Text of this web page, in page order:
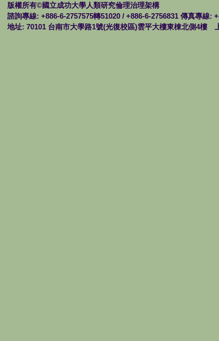
版權所有©國立成功大學人類研究倫理治理架構
諮詢專線: +886-6-2757575轉51020 / +886-6-2756831 傳真專
地址: 70101 台南市大學路1號(光復校區)雲平大樓東棟北側4樓